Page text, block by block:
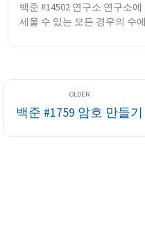
백준 #14502 연구소 연구소
세울 수 있는 모든 경우의 수
백준 #1759 암호 만들기